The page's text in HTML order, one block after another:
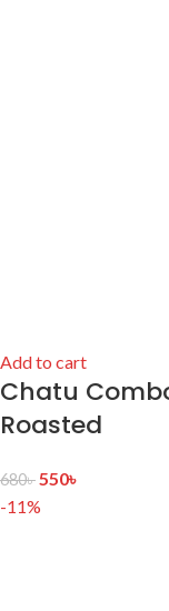
Add to cart
Chatu Combo
Roasted
680৳ 550৳
-11%